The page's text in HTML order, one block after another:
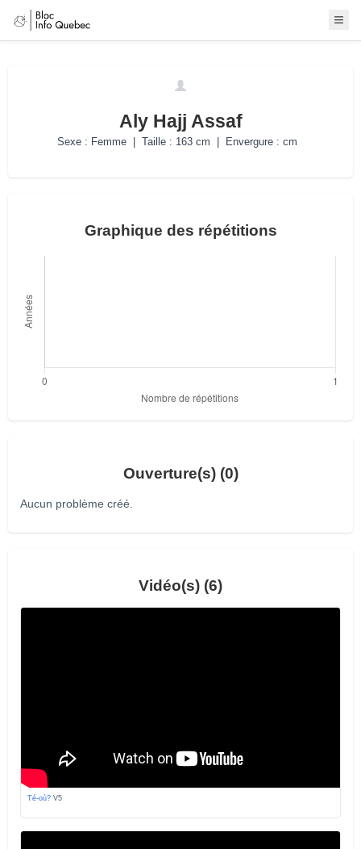
Aly Hajj Assaf
Sexe : Femme | Taille : 163 cm | Envergure : cm
Graphique des répétitions
Ouverture(s) (0)
Aucun problème créé.
Vidéo(s) (6)
Té-où? V5